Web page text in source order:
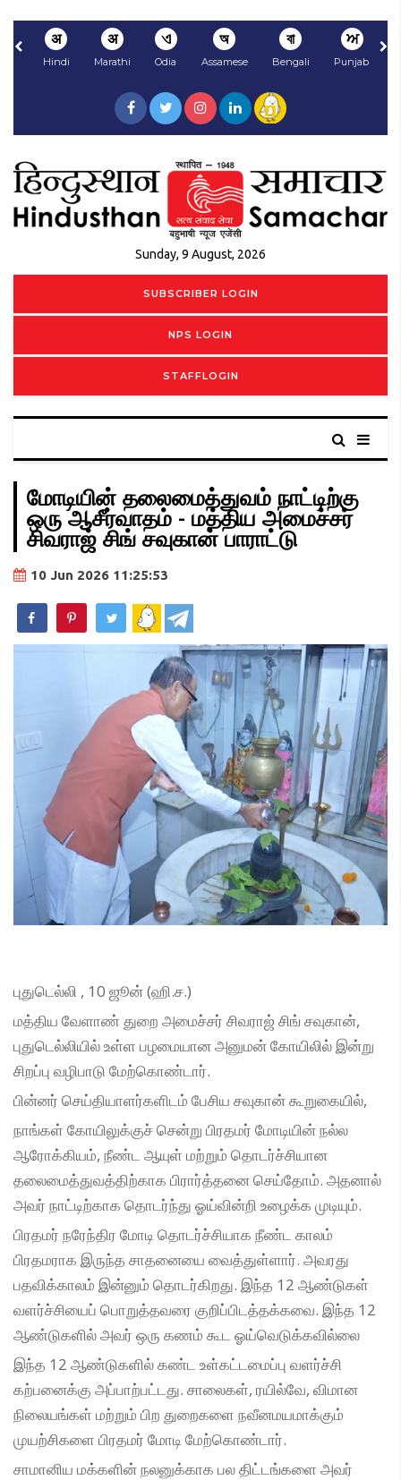
अ
Hindi
अ
Marathi
ଏ
Odia
অ
Assamese
বা
Bengali
ਅ
Punjabi
Sunday, 9 August, 2026
SUBSCRIBER LOGIN
NPS LOGIN
STAFFLOGIN
மோடியின் தலைமைத்துவம் நாட்டிற்கு
ஒரு ஆசீர்வாதம் - மத்திய அமைச்சர்
சிவராஜ் சிங் சவுகான் பாராட்டு
10 Jun 2026 11:25:53
புதுடெல்லி , 10 ஜூன் (ஹி.ச.)
மத்திய வேளாண் துறை அமைச்சர் சிவராஜ் சிங் சவுகான்,
புதுடெல்லியில் உள்ள பழமையான அனுமன் கோயிலில் இன்று
சிறப்பு வழிபாடு மேற்கொண்டார்.
பின்னர் செய்தியாளர்களிடம் பேசிய சவுகான் கூறுகையில்,
நாங்கள் கோயிலுக்குச் சென்று பிரதமர் மோடியின் நல்ல
ஆரோக்கியம், நீண்ட ஆயுள் மற்றும் தொடர்ச்சியான
தலைமைத்துவத்திற்காக பிரார்த்தனை செய்தோம். அதனால்
அவர் நாட்டிற்காக தொடர்ந்து ஓய்வின்றி உழைக்க முடியும்.
பிரதமர் நரேந்திர மோடி தொடர்ச்சியாக நீண்ட காலம்
பிரதமராக இருந்த சாதனையை வைத்துள்ளார். அவரது
பதவிக்காலம் இன்னும் தொடர்கிறது. இந்த 12 ஆண்டுகள்
வளர்ச்சியைப் பொறுத்தவரை குறிப்பிடத்தக்கவை. இந்த 12
ஆண்டுகளில் அவர் ஒரு கணம் கூட ஓய்வெடுக்கவில்லை
இந்த 12 ஆண்டுகளில் கண்ட உள்கட்டமைப்பு வளர்ச்சி
கற்பனைக்கு அப்பாற்பட்டது. சாலைகள், ரயில்வே, விமான
நிலையங்கள் மற்றும் பிற துறைகளை நவீனமயமாக்கும்
முயற்சிகளை பிரதமர் மோடி மேற்கொண்டார்.
சாமானிய மக்களின் நலனுக்காக பல திட்டங்களை அவர்